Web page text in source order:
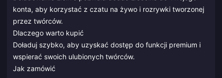
konta, aby korzystać z czatu na żywo i rozrywki tworzonej
przez twórców.
Dlaczego warto kupić
Doładuj szybko, aby uzyskać dostęp do funkcji premium i
wspierać swoich ulubionych twórców.
Jak zamówić